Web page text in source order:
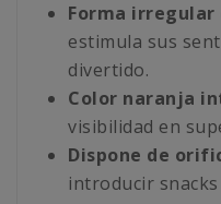
Forma
estimula sus
divertido.
Color naranja
visibilidad en
Dispone de
introducir